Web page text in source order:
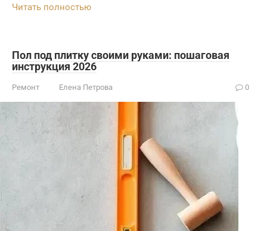
Читать полностью
Пол под плитку своими руками: пошаговая
инструкция 2026
Ремонт Елена Петрова 0